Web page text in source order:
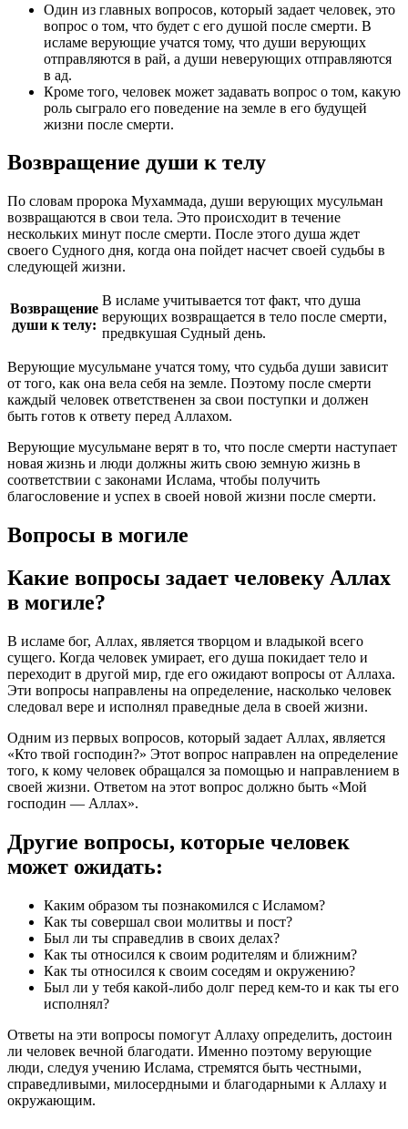
Один из главных вопросов, который задает человек, это
вопрос о том, что будет с его душой после смерти. В
исламе верующие учатся тому, что души верующих
отправляются в рай, а души неверующих отправляются
в ад.
Кроме того, человек может задавать вопрос о том, какую
роль сыграло его поведение на земле в его будущей
жизни после смерти.
Возвращение души к телу
По словам пророка Мухаммада, души верующих мусульман
возвращаются в свои тела. Это происходит в течение
нескольких минут после смерти. После этого душа ждет
своего Судного дня, когда она пойдет насчет своей судьбы в
следующей жизни.
Возвращение
души к телу:
В исламе учитывается тот факт, что душа
верующих возвращается в тело после смерти,
предвкушая Судный день.
Верующие мусульмане учатся тому, что судьба души зависит
от того, как она вела себя на земле. Поэтому после смерти
каждый человек ответственен за свои поступки и должен
быть готов к ответу перед Аллахом.
Верующие мусульмане верят в то, что после смерти наступает
новая жизнь и люди должны жить свою земную жизнь в
соответствии с законами Ислама, чтобы получить
благословение и успех в своей новой жизни после смерти.
Вопросы в могиле
Какие вопросы задает человеку Аллах
в могиле?
В исламе бог, Аллах, является творцом и владыкой всего
сущего. Когда человек умирает, его душа покидает тело и
переходит в другой мир, где его ожидают вопросы от Аллаха.
Эти вопросы направлены на определение, насколько человек
следовал вере и исполнял праведные дела в своей жизни.
Одним из первых вопросов, который задает Аллах, является
«Кто твой господин?» Этот вопрос направлен на определение
того, к кому человек обращался за помощью и направлением в
своей жизни. Ответом на этот вопрос должно быть «Мой
господин — Аллах».
Другие вопросы, которые человек
может ожидать:
Каким образом ты познакомился с Исламом?
Как ты совершал свои молитвы и пост?
Был ли ты справедлив в своих делах?
Как ты относился к своим родителям и ближним?
Как ты относился к своим соседям и окружению?
Был ли у тебя какой-либо долг перед кем-то и как ты его
исполнял?
Ответы на эти вопросы помогут Аллаху определить, достоин
ли человек вечной благодати. Именно поэтому верующие
люди, следуя учению Ислама, стремятся быть честными,
справедливыми, милосердными и благодарными к Аллаху и
окружающим.